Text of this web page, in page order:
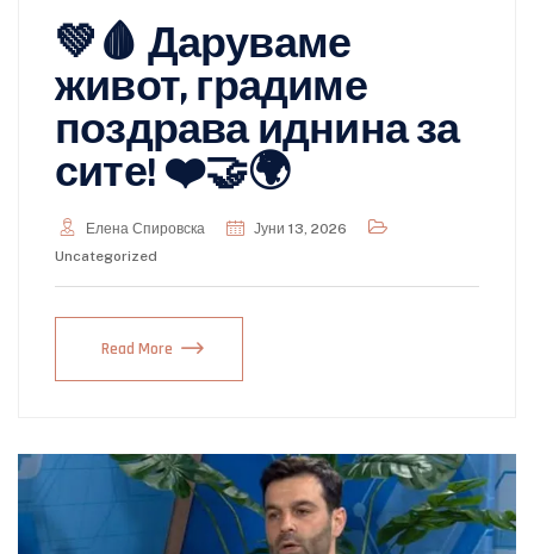
💚🩸 Даруваме
живот, градиме
поздрава иднина за
сите! ❤️🤝🌍
Елена Спировска
Јуни 13, 2026
Uncategorized
Read More